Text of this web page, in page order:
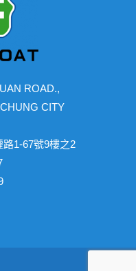
ROAD.,
CITY
1-67號9樓之2